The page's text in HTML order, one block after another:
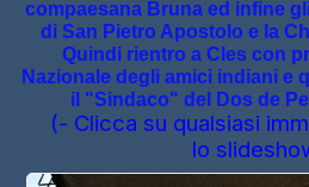
compaesana Bruna ed infine
di San Pietro Apostolo e la
Quindi rientro a Cles con
Nazionale degli amici indiani e
il "Sindaco" del Dos de
(- Clicca su qualsiasi
lo